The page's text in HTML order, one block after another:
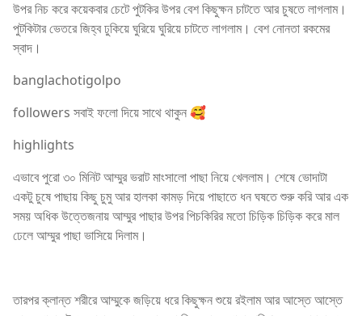
উপর নিচ করে কয়েকবার চেটে পুটকির উপর বেশ কিছুক্ষন চাটতে আর চুষতে লাগলাম।
পুটকিটার ভেতরে জিহ্ব ঢুকিয়ে ঘুরিয়ে ঘুরিয়ে চাটতে লাগলাম। বেশ নোনতা রকমের
স্বাদ।
banglachotigolpo
followers সবাই ফলো দিয়ে সাথে থাকুন 🥰
highlights
এভাবে পুরো ৩০ মিনিট আম্মুর ভরাট মাংসালো পাছা নিয়ে খেললাম। শেষে ভোদাটা
একটু চুষে পাছায় কিছু চুমু আর হালকা কামড় দিয়ে পাছাতে ধন ঘষতে শুরু করি আর এক
সময় অধিক উত্তেজনায় আম্মুর পাছার উপর পিচকিরির মতো চিড়িক চিড়িক করে মাল
ঢেলে আম্মুর পাছা ভাসিয়ে দিলাম।
তারপর ক্লান্ত শরীরে আম্মুকে জড়িয়ে ধরে কিছুক্ষন শুয়ে রইলাম আর আস্তে আস্তে